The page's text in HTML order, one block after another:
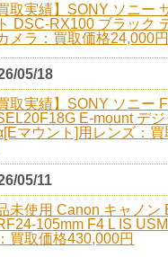
買取実績】SONY ソニー
DSC-RX100 ブラック
メラ：買取価格24,000円
05/18
買取実績】SONY ソニー
E-mount デ
マウント]用レンズ：
05/11
未使用 Canon キャノン
RF24-105mm F4 L IS
買取価格430,000円